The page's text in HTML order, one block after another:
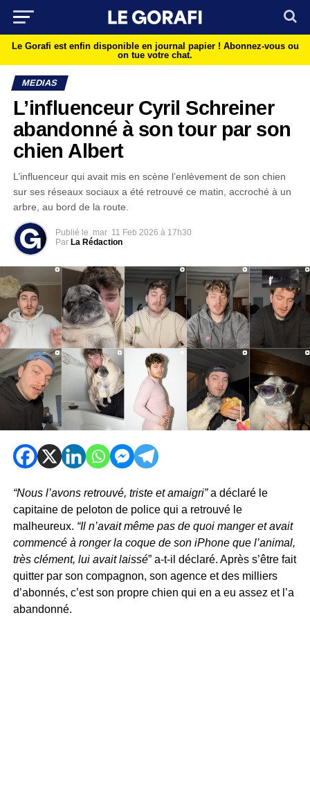
Le Gorafi est enfin disponible en journal papier ! Abonnez-vous ou
on tue votre chat.
MEDIAS
L’influenceur Cyril Schreiner
abandonné à son tour par son
chien Albert
L’influenceur qui avait mis en scène l’enlèvement de son chien
sur ses réseaux sociaux a été retrouvé ce matin, accroché à un
arbre, au bord de la route.
Publié le mar 11 Feb 2026 à 17h30
Par La Rédaction
“Nous l’avons retrouvé, triste et amaigri”a déclaré le
capitaine de peloton de police qui a retrouvé le
malheureux. “Il n’avait même pas de quoi manger et avait
commencé à ronger la coque de son iPhone que l’animal,
très clément, lui avait laissé” a-t-il déclaré. Après s’être fait
quitter par son compagnon, son agence et des milliers
d’abonnés, c’est son propre chien qui en a eu assez et l’a
abandonné.